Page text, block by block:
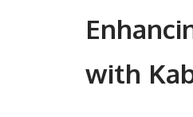
with